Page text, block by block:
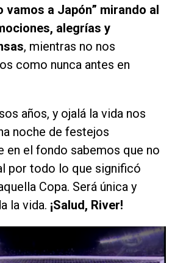
vamos a Japón” mirando al
alegrías y
, mientras no nos
como nunca antes en
años, y ojalá la vida nos
noche de festejos
en el fondo sabemos que no
por todo lo que significó
Copa. Será única y
la vida. ¡Salud, River!